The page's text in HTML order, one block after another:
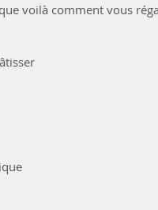
voilà comment vous